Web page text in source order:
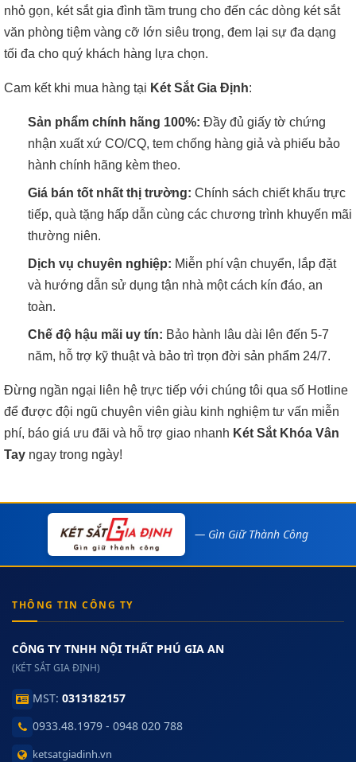
nhỏ gọn, két sắt gia đình tầm trung cho đến các dòng két sắt
văn phòng tiệm vàng cỡ lớn siêu trọng, đem lại sự đa dạng
tối đa cho quý khách hàng lựa chọn.
Cam kết khi mua hàng tại Két Sắt Gia Định:
Sản phẩm chính hãng 100%: Đầy đủ giấy tờ chứng
nhận xuất xứ CO/CQ, tem chống hàng giả và phiếu bảo
hành chính hãng kèm theo.
Giá bán tốt nhất thị trường: Chính sách chiết khấu trực
tiếp, quà tặng hấp dẫn cùng các chương trình khuyến mãi
thường niên.
Dịch vụ chuyên nghiệp: Miễn phí vận chuyển, lắp đặt
và hướng dẫn sử dụng tận nhà một cách kín đáo, an
toàn.
Chế độ hậu mãi uy tín: Bảo hành lâu dài lên đến 5-7
năm, hỗ trợ kỹ thuật và bảo trì trọn đời sản phẩm 24/7.
Đừng ngần ngại liên hệ trực tiếp với chúng tôi qua số Hotline
để được đội ngũ chuyên viên giàu kinh nghiệm tư vấn miễn
phí, báo giá ưu đãi và hỗ trợ giao nhanh Két Sắt Khóa Vân
Tay ngay trong ngày!
— Gìn Giữ Thành Công
THÔNG TIN CÔNG TY
CÔNG TY TNHH NỘI THẤT PHÚ GIA AN
(KÉT SẮT GIA ĐỊNH)
MST: 0313182157
0933.48.1979 - 0948 020 788
ketsatgiadinh.vn